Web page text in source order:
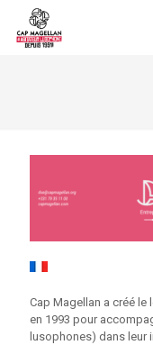
Cap Magellan a créé le
en 1993 pour
lusophones) dans leur